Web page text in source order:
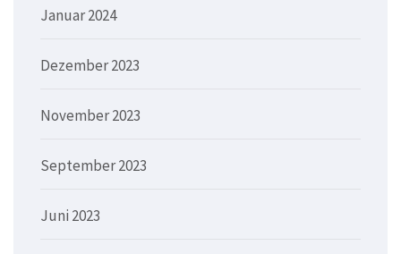
Januar 2024
Dezember 2023
November 2023
September 2023
Juni 2023